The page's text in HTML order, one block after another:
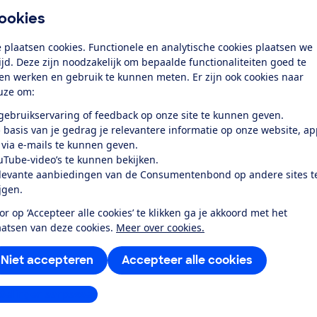
plaatsen cookies. Functionele en analytische cookies plaatsen we
Deze zijn noodzakelijk om bepaalde functionaliteiten goed te
werken en gebruik te kunnen meten. Er zijn ook cookies naar
om:
of feedback op onze site te kunnen geven.
basis van je gedrag je relevantere informatie op onze website,
e-mails te kunnen geven.
video’s te kunnen bekijken.
aanbiedingen van de Consumentenbond op andere sites
op ‘Accepteer alle cookies’ te klikken ga je akkoord met het
van deze cookies. Meer over cookies.
Accepteer alle cookies
Niet accepteren
aanpassen
en scherpte
en zoeker
toegang tot deze test?
Word lid
Al lid? Log in